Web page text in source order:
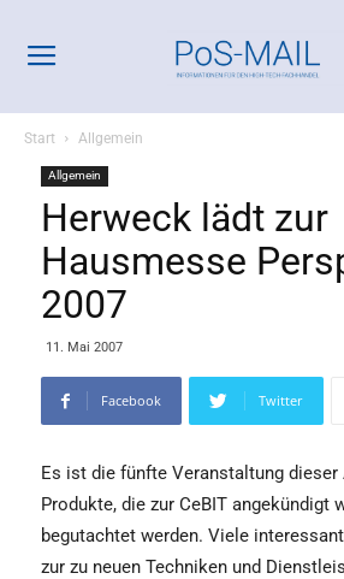
Start Allgemein
Allgemein
Herweck lädt zur
Hausmesse
2007
11. Mai 2007
Facebook Twitter
Es ist die fünfte Veranstaltung dieser
Produkte, die zur CeBIT angekündigt
begutachtet werden. Viele
zur zu neuen Techniken und